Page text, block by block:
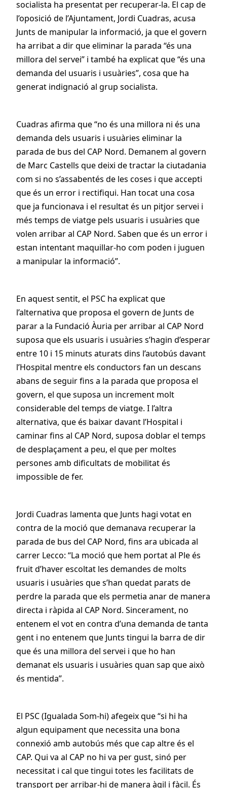
socialista ha presentat per recuperar-la. El cap de
l’oposició de l’Ajuntament, Jordi Cuadras, acusa
Junts de manipular la informació, ja que el govern
ha arribat a dir que eliminar la parada “és una
millora del servei” i també ha explicat que “és una
demanda del usuaris i usuàries”, cosa que ha
generat indignació al grup socialista.
Cuadras afirma que “no és una millora ni és una
demanda dels usuaris i usuàries eliminar la
parada de bus del CAP Nord. Demanem al govern
de Marc Castells que deixi de tractar la ciutadania
com si no s’assabentés de les coses i que accepti
que és un error i rectifiqui. Han tocat una cosa
que ja funcionava i el resultat és un pitjor servei i
més temps de viatge pels usuaris i usuàries que
volen arribar al CAP Nord. Saben que és un error i
estan intentant maquillar-ho com poden i juguen
a manipular la informació”.
En aquest sentit, el PSC ha explicat que
l’alternativa que proposa el govern de Junts de
parar a la Fundació Àuria per arribar al CAP Nord
suposa que els usuaris i usuàries s’hagin d’esperar
entre 10 i 15 minuts aturats dins l’autobús davant
l’Hospital mentre els conductors fan un descans
abans de seguir fins a la parada que proposa el
govern, el que suposa un increment molt
considerable del temps de viatge. I l’altra
alternativa, que és baixar davant l’Hospital i
caminar fins al CAP Nord, suposa doblar el temps
de desplaçament a peu, el que per moltes
persones amb dificultats de mobilitat és
impossible de fer.
Jordi Cuadras lamenta que Junts hagi votat en
contra de la moció que demanava recuperar la
parada de bus del CAP Nord, fins ara ubicada al
carrer Lecco: “La moció que hem portat al Ple és
fruit d’haver escoltat les demandes de molts
usuaris i usuàries que s’han quedat parats de
perdre la parada que els permetia anar de manera
directa i ràpida al CAP Nord. Sincerament, no
entenem el vot en contra d’una demanda de tanta
gent i no entenem que Junts tingui la barra de dir
que és una millora del servei i que ho han
demanat els usuaris i usuàries quan sap que això
és mentida”.
El PSC (Igualada Som-hi) afegeix que “si hi ha
algun equipament que necessita una bona
connexió amb autobús més que cap altre és el
CAP. Qui va al CAP no hi va per gust, sinó per
necessitat i cal que tingui totes les facilitats de
transport per arribar-hi de manera àgil i fàcil. És